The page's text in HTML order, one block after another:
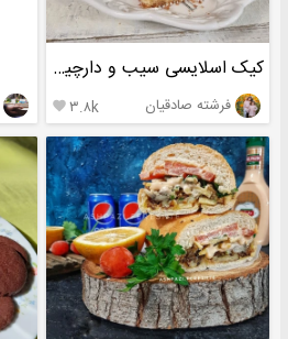
کیک اسلایسی سیب و دارچین تابه ای
فرشته صادقیان ۳.۸k 